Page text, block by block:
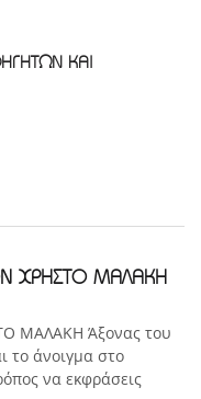
ΚΑΙ
ΧΡΗΣΤΟ ΜΑΛΑΚΗ
ΜΑΛΑΚΗ Άξονας του
το άνοιγμα στο
να εκφράσεις